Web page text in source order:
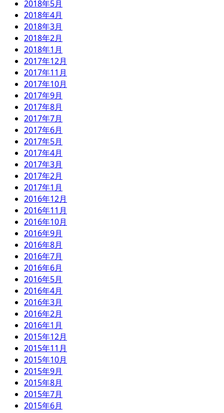
2018年5月
2018年4月
2018年3月
2018年2月
2018年1月
2017年12月
2017年11月
2017年10月
2017年9月
2017年8月
2017年7月
2017年6月
2017年5月
2017年4月
2017年3月
2017年2月
2017年1月
2016年12月
2016年11月
2016年10月
2016年9月
2016年8月
2016年7月
2016年6月
2016年5月
2016年4月
2016年3月
2016年2月
2016年1月
2015年12月
2015年11月
2015年10月
2015年9月
2015年8月
2015年7月
2015年6月